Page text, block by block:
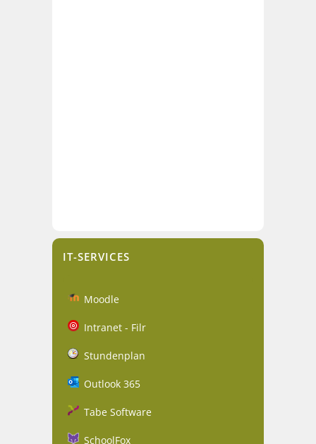
IT-SERVICES
Moodle
Intranet - Filr
Stundenplan
Outlook 365
Tabe Software
SchoolFox